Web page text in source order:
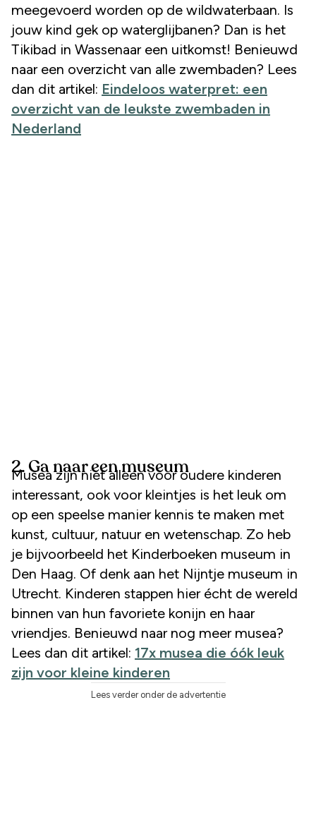
meegevoerd worden op de wildwaterbaan. Is
jouw kind gek op waterglijbanen? Dan is het
Tikibad in Wassenaar een uitkomst! Benieuwd
naar een overzicht van alle zwembaden? Lees
dan dit artikel: Eindeloos waterpret: een
overzicht van de leukste zwembaden in
Nederland
2. Ga naar een museum
Musea zijn niet alleen voor oudere kinderen
interessant, ook voor kleintjes is het leuk om
op een speelse manier kennis te maken met
kunst, cultuur, natuur en wetenschap. Zo heb
je bijvoorbeeld het Kinderboeken museum in
Den Haag. Of denk aan het Nijntje museum in
Utrecht. Kinderen stappen hier écht de wereld
binnen van hun favoriete konijn en haar
vriendjes. Benieuwd naar nog meer musea?
Lees dan dit artikel: 17x musea die óók leuk
zijn voor kleine kinderen
Lees verder onder de advertentie